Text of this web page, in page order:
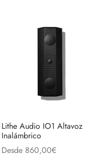
Lithe Audio IO1 Altavoz
Inalámbrico
Desde 860,00€